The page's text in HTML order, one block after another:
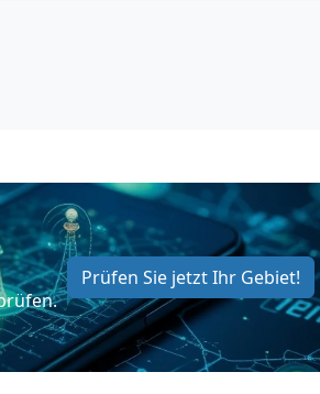
Prüfen Sie jetzt Ihr Gebiet!